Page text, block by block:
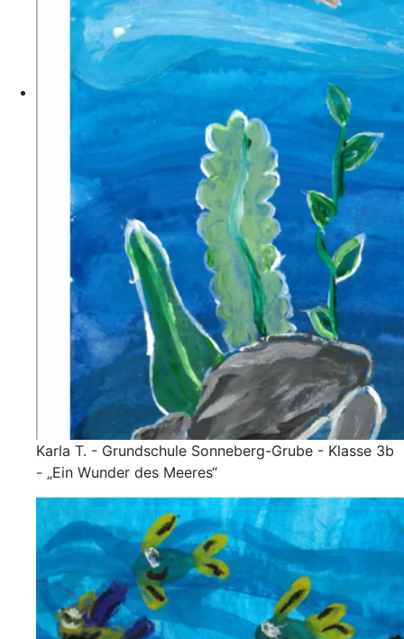
Karla T. - Grundschule Sonneberg-Grube - Klasse 3b
- „Ein Wunder des Meeres“